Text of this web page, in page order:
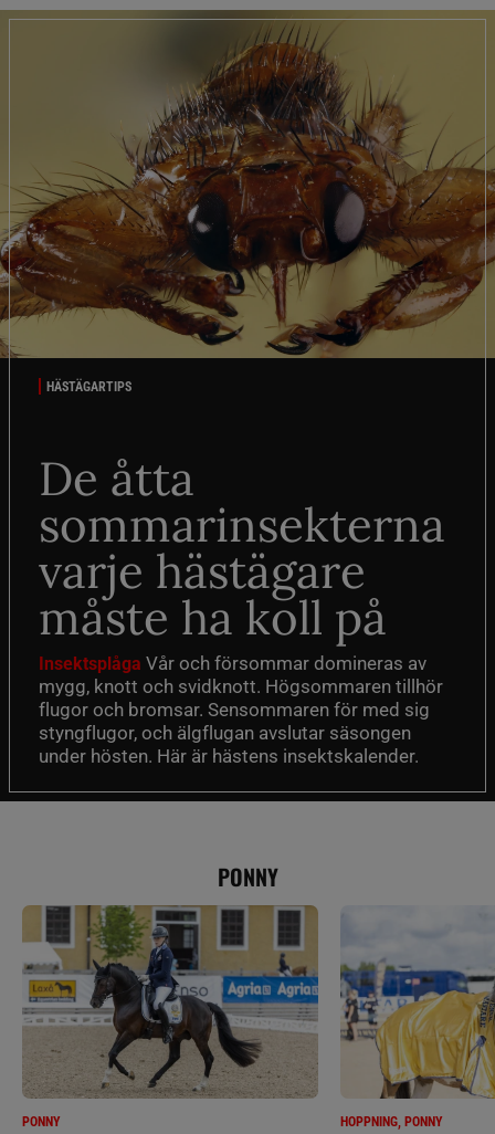
HÄSTÄGARTIPS
De åtta
sommarinsekterna
varje hästägare
måste ha koll på
Insektsplåga Vår och försommar domineras av
mygg, knott och svidknott. Högsommaren tillhör
flugor och bromsar. Sensommaren för med sig
styngflugor, och älgflugan avslutar säsongen
under hösten. Här är hästens insektskalender.
PONNY
PONNY HOPPNING, PONNY